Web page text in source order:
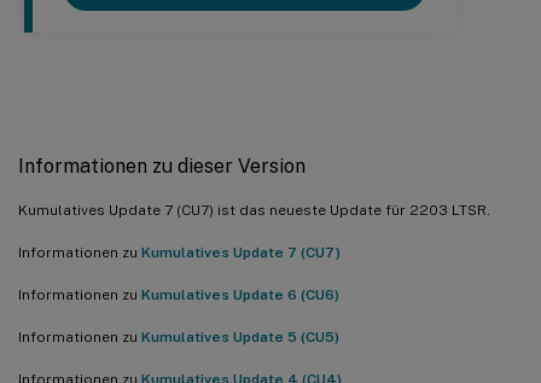
Informationen zu dieser Version
Kumulatives Update 7 (CU7) ist das neueste Update für 2203 LTSR.
Informationen zu Kumulatives Update 7 (CU7)
Informationen zu Kumulatives Update 6 (CU6)
Informationen zu Kumulatives Update 5 (CU5)
Informationen zu Kumulatives Update 4 (CU4)